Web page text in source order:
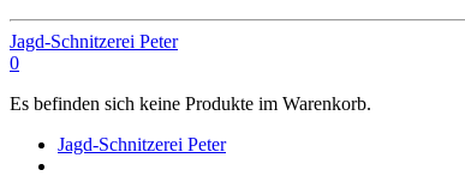
Jagd-Schnitzerei Peter
0
Es befinden sich keine Produkte im Warenkorb.
Jagd-Schnitzerei Peter